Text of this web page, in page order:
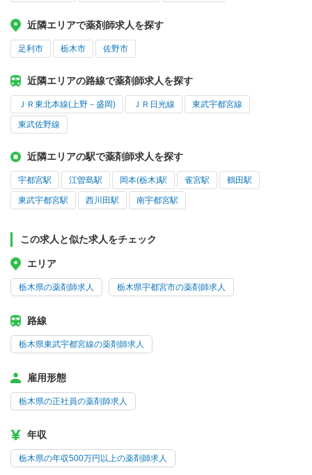
近隣エリアで薬剤師求人を探す
足利市 栃木市 佐野市
近隣エリアの路線で薬剤師求人を探す
ＪＲ東北本線(上野－盛岡) ＪＲ日光線 東武宇都宮線
東武佐野線
近隣エリアの駅で薬剤師求人を探す
宇都宮駅 江曽島駅 岡本(栃木)駅 雀宮駅 鶴田駅
東武宇都宮駅 西川田駅 南宇都宮駅
この求人と似た求人をチェック
エリア
栃木県の薬剤師求人 栃木県宇都宮市の薬剤師求人
路線
栃木県東武宇都宮線の薬剤師求人
雇用形態
栃木県の正社員の薬剤師求人
年収
栃木県の年収500万円以上の薬剤師求人